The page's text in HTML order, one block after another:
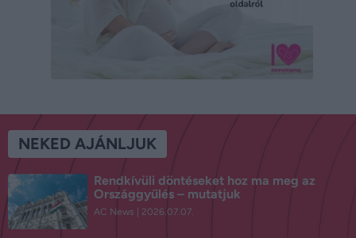
NEKED AJÁNLJUK
Rendkívüli döntéseket hoz ma meg az
Országgyűlés – mutatjuk
AC News 2026.07.07.